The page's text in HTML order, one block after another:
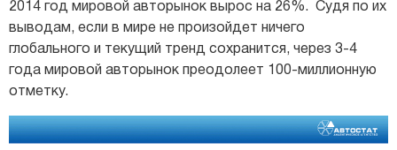
2014 год мировой авторынок вырос на 26%. Судя по их
выводам, если в мире не произойдет ничего
глобального и текущий тренд сохранится, через 3-4
года мировой авторынок преодолеет 100-миллионную
отметку.